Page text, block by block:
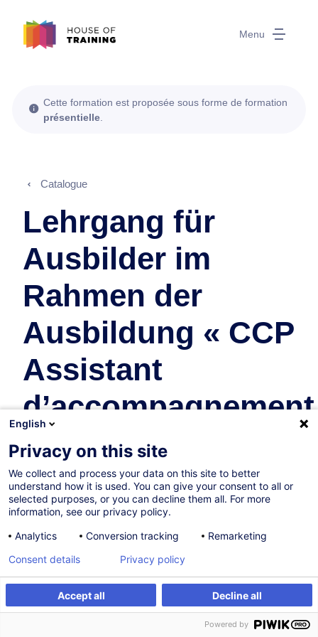
Menu
S'inscrire Formation sur mesure
Cette formation est proposée sous forme de formation
présentielle
Catalogue
Lehrgang für
Ausbilder im
Rahmen der
Ausbildung « CCP
Assistant
d’accompagnement
au quotidien »
Développement Personnel
En collaboration avec:
English
Privacy on this site
We collect and process your data on this site to better
understand how it is used. You can give your consent to all or
selected purposes, or you can decline them all. For more
information, see our privacy policy.
Analytics
Conversion tracking Remarketing
Accept all Decline all
Consent details Privacy policy
Powered by